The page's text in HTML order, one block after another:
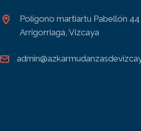
Poligono martiartu Pabellón
Arrigorriaga, Vizcaya